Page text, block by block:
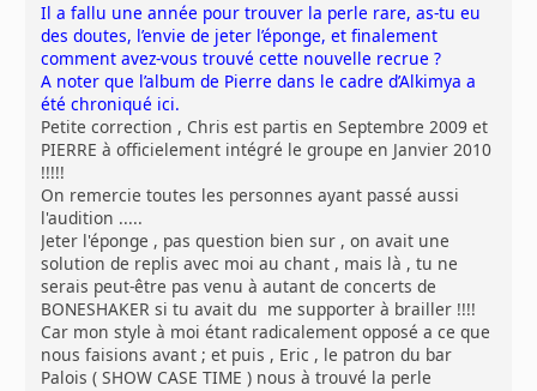
Il a fallu une année pour trouver la perle rare, as-tu eu
des doutes, l’envie de jeter l’éponge, et finalement
comment avez-vous trouvé cette nouvelle recrue ?
A noter que l’album de Pierre dans le cadre d’Alkimya a
été chroniqué ici.
Petite correction , Chris est partis en Septembre 2009 et
PIERRE à officielement intégré le groupe en Janvier 2010
!!!!!
On remercie toutes les personnes ayant passé aussi
l'audition .....
Jeter l'éponge , pas question bien sur , on avait une
solution de replis avec moi au chant , mais là , tu ne
serais peut-être pas venu à autant de concerts de
BONESHAKER si tu avait du me supporter à brailler !!!!
Car mon style à moi étant radicalement opposé a ce que
nous faisions avant ; et puis , Eric , le patron du bar
Palois ( SHOW CASE TIME ) nous à trouvé la perle